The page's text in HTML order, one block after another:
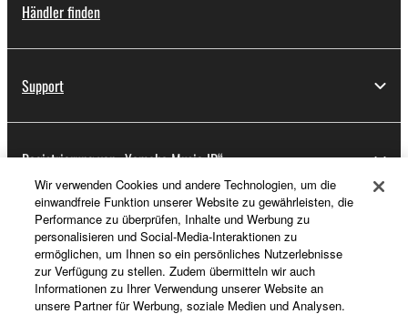
Händler finden
Support
Registrierung von „Yamaha Music ID“
Über Yamaha
Österreich - German
Wir verwenden Cookies und andere Technologien, um die
einwandfreie Funktion unserer Website zu gewährleisten, die
Performance zu überprüfen, Inhalte und Werbung zu
personalisieren und Social-Media-Interaktionen zu
ermöglichen, um Ihnen so ein persönliches Nutzerlebnisse
zur Verfügung zu stellen. Zudem übermitteln wir auch
Informationen zu Ihrer Verwendung unserer Website an
unsere Partner für Werbung, soziale Medien und Analysen.